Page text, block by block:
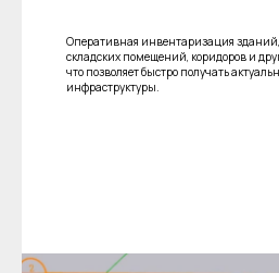
Оперативная инвентаризация
складских помещений, коридоров и
что позволяет быстро получать
инфраструктуры.